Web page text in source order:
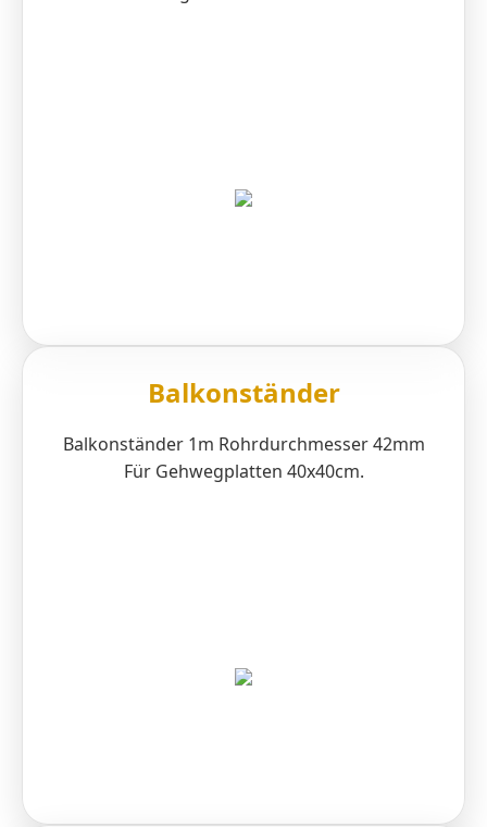
Balkonständer
Balkonständer 1m Rohrdurchmesser 42mm
Für Gehwegplatten 40x40cm.